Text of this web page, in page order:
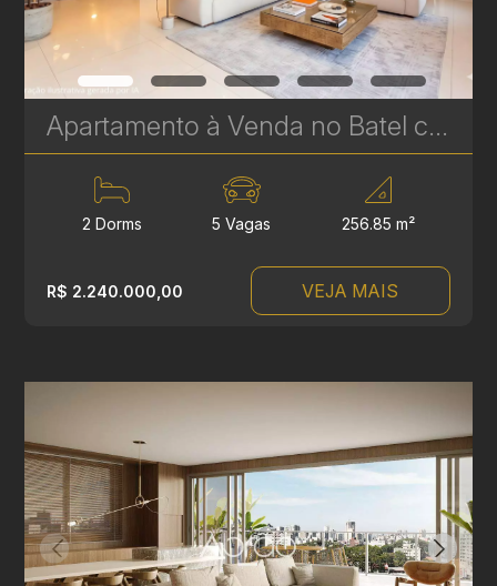
Apartamento à Venda no Batel com 2 Suítes – 256 m² | Sofisticação, Amplitude e Localização Premium | Ref 329
2 Dorms 5 Vagas 256.85 m²
R$ 2.240.000,00 VEJA MAIS